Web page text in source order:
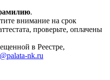
.
внимание на срок
проверьте, оплачены
в Реестре,
nk.ru